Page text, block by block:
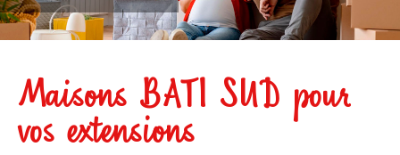
Maisons BATI SUD pour
vos extensions